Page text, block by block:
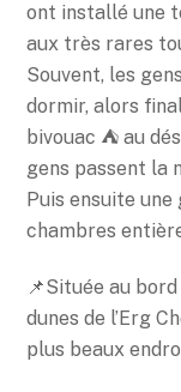
ont installé une
aux très rares
Souvent, les
dormir, alors
bivouac ⛺️ au
gens passent la
Puis ensuite
chambres
📌Située au
dunes de l’Erg
plus beaux